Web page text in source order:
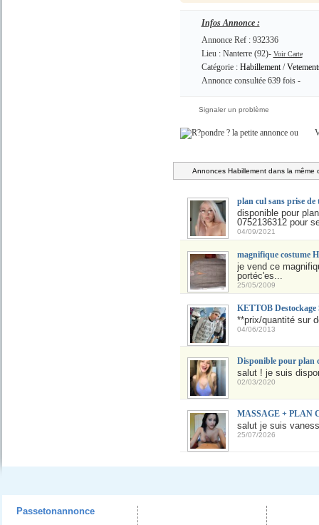
Infos Annonce :
Annonce Ref : 932336
Lieu : Nanterre (92)- Voir Carte
Catégorie : Habillement/
Annonce consultée 639 fois -
Signaler un problème
ou
Annonces Habillement dans la même
plan cul sans prise de
disponible pour
0752136312 pour
04/09/2021
magnifique costume
je vend ce
portéc'es...
25/05/2009
KETTOB
**prix/quantité sur
04/06/2013
Disponible pour plan
salut ! je suis
02/03/2020
MASSAGE + PLAN
salut je suis
25/07/2026
Passetonannonce